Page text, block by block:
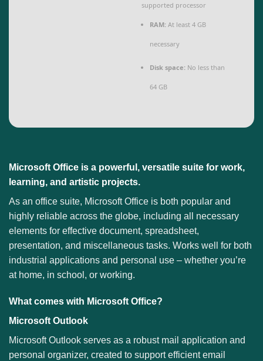
supported processor
RAM: At least 4 GB
necessary
Disk space: No less than
64 GB
Microsoft Office is a powerful, versatile suite for work,
learning, and artistic projects.
As an office suite, Microsoft Office is both popular and
highly reliable across the globe, including all necessary
elements for effective document, spreadsheet,
presentation, and miscellaneous tasks. Works well for both
industrial applications and personal use – whether you’re
at home, in school, or working.
What comes with Microsoft Office?
Microsoft Outlook
Microsoft Outlook serves as a robust mail application and
personal organizer, created to support efficient email